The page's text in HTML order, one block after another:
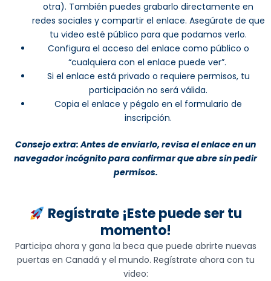
otra). También puedes grabarlo directamente en
redes sociales y compartir el enlace. Asegúrate de que
tu video esté público para que podamos verlo.
Configura el acceso del enlace como público o
“cualquiera con el enlace puede ver”.
Si el enlace está privado o requiere permisos, tu
participación no será válida.
Copia el enlace y pégalo en el formulario de
inscripción.
Consejo extra: Antes de enviarlo, revisa el enlace en un
navegador incógnito para confirmar que abre sin pedir
permisos.
Regístrate ¡Este puede ser tu
momento!
Participa ahora y gana la beca que puede abrirte nuevas
puertas en Canadá y el mundo. Regístrate ahora con tu
video: